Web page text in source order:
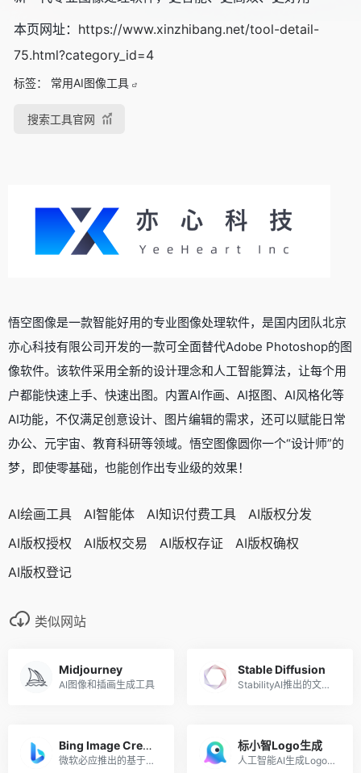
本页网址： https://www.xinzhibang.net/tool-detail-
75.html?category_id=4
标签： 常用AI图像工具
搜索工具官网
悟空图像是一款智能好用的专业图像处理软件，是国内团队北京
亦心科技有限公司开发的一款可全面替代Adobe Photoshop的图
像软件。该软件采用全新的设计理念和人工智能算法，让每个用
户都能快速上手、快速出图。内置AI作画、AI抠图、AI风格化等
AI功能，不仅满足创意设计、图片编辑的需求，还可以赋能日常
办公、元宇宙、教育科研等领域。悟空图像圆你一个“设计师”的
梦，即使零基础，也能创作出专业级的效果！
AI绘画工具 AI智能体 AI知识付费工具
AI版权分发
AI版权授权
AI版权交易 AI版权存证
AI版权确权
AI版权登记
类似网站
Midjourney
AI图像和插画生成工具
Stable Diffusion
StabilityAI推出的文本到图像生成AI
Bing Image Creator
微软必应推出的基于DALL·E的AI图像生成工具
标小智Logo生成
人工智能AI生成Logo设计工具